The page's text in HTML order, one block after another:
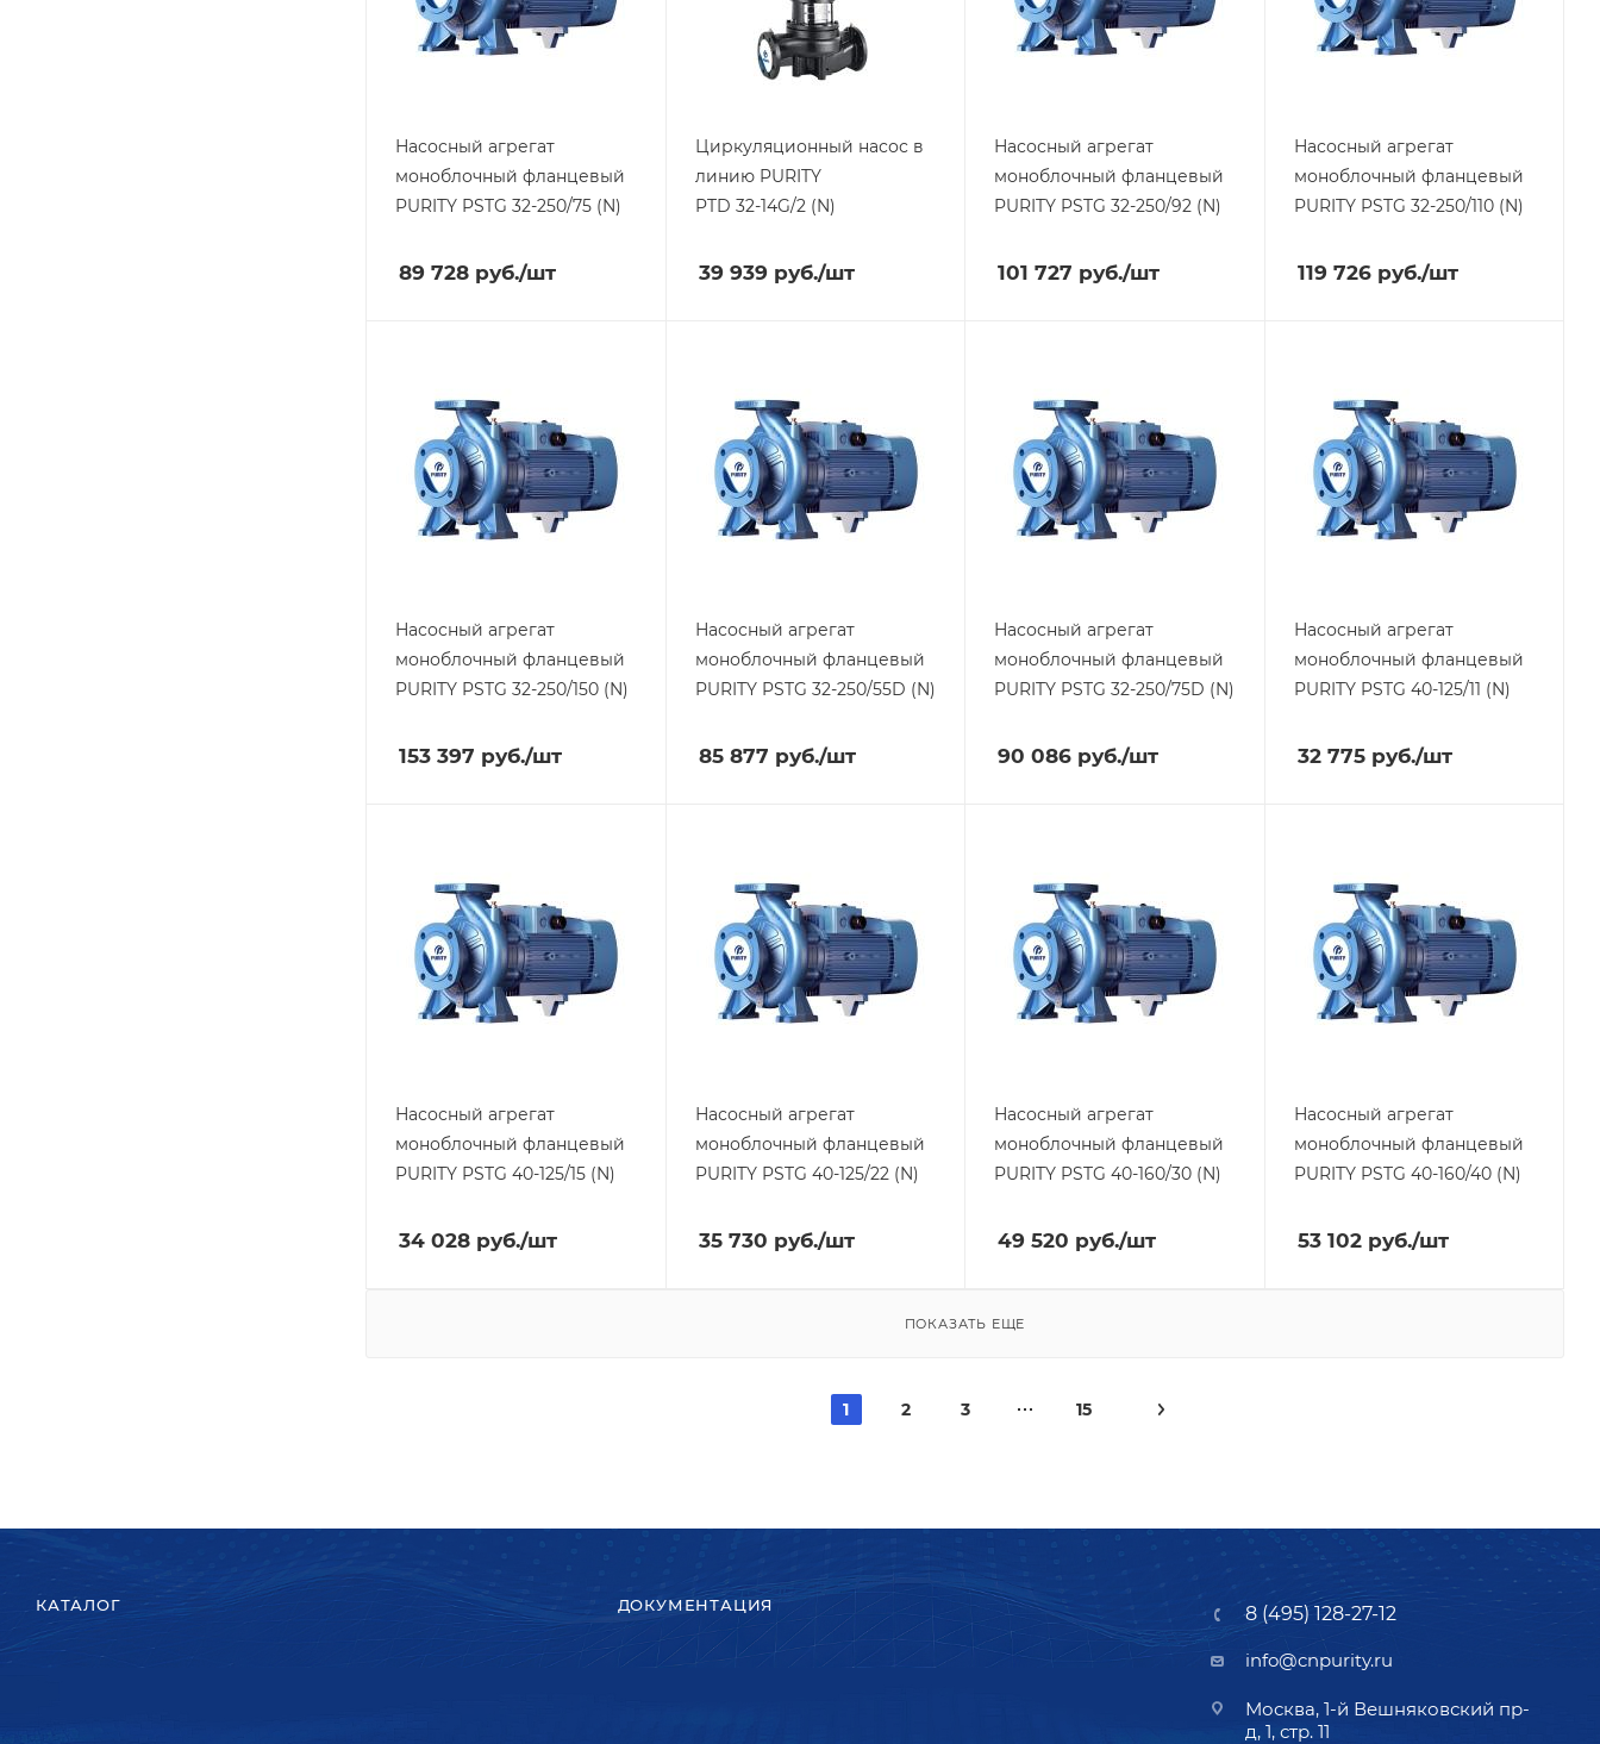
Насосный агрегат
моноблочный фланцевый
PURITY PSTG 32-250/75 (N)
89 728 руб./шт
Циркуляционный насос в
линию PURITY
PTD 32-14G/2 (N)
39 939руб./шт
Насосный агрегат
моноблочный фланцевый
PURITY PSTG 32-250/92 (N)
101 727 руб./шт
Насосный агрегат
моноблочный фланцевый
PURITY PSTG 32-250/110 (N)
119 726руб./шт
Насосный агрегат
моноблочный фланцевый
PURITY PSTG 32-250/150 (N)
153 397 руб./шт
Насосный агрегат
моноблочный фланцевый
PURITY PSTG 32-250/55D (N)
85 877 руб./шт
Насосный агрегат
моноблочный фланцевый
PURITY PSTG 32-250/75D (N)
90 086 руб./шт
Насосный агрегат
моноблочный фланцевый
PURITY PSTG 40-125/11 (N)
32 775руб./шт
Насосный агрегат
моноблочный фланцевый
PURITY PSTG 40-125/15 (N)
34 028 руб./шт
Насосный агрегат
моноблочный фланцевый
PURITY PSTG 40-125/22 (N)
35 730 руб./шт
Насосный агрегат
моноблочный фланцевый
PURITY PSTG 40-160/30 (N)
49 520 руб./шт
Насосный агрегат
моноблочный фланцевый
PURITY PSTG 40-160/40 (N)
53 102руб./шт
ПОКАЗАТЬ ЕЩЕ
1 2 3 15
КАТАЛОГ ДОКУМЕНТАЦИЯ 8 (495) 128-27-12
info@cnpurity.ru
Москва, 1-й Вешняковский пр-
д, 1, стр. 11